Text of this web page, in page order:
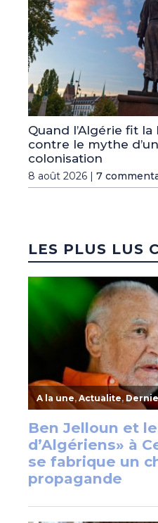
Quand l’Algérie fit la
contre le mythe
colonisation
8 août 2026 | 7
LES PLUS LUS